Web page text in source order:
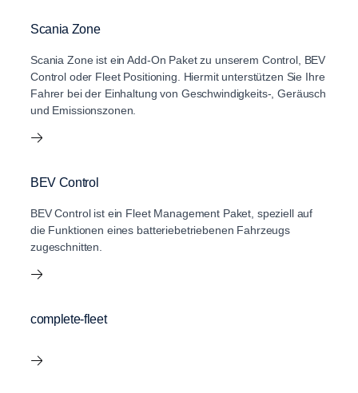
Scania Zone
Scania Zone ist ein Add-On Paket zu unserem Control, BEV
Control oder Fleet Positioning. Hiermit unterstützen Sie Ihre
Fahrer bei der Einhaltung von Geschwindigkeits-, Geräusch
und Emissionszonen.
BEV Control
BEV Control ist ein Fleet Management Paket, speziell auf
die Funktionen eines batteriebetriebenen Fahrzeugs
zugeschnitten.
complete-fleet